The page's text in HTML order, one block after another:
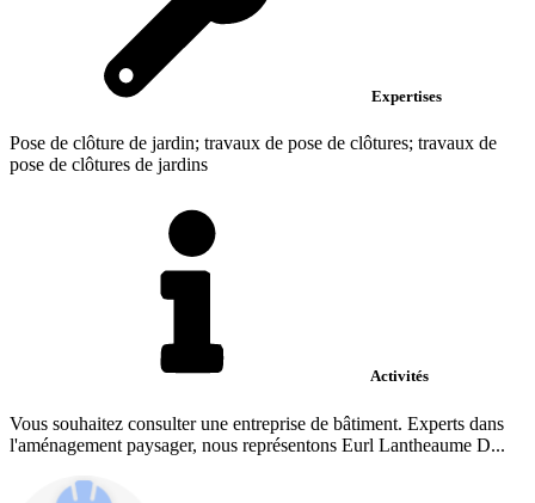
Expertises
Pose de clôture de jardin; travaux de pose de clôtures; travaux de
pose de clôtures de jardins
Activités
Vous souhaitez consulter une entreprise de bâtiment. Experts dans
l'aménagement paysager, nous représentons Eurl Lantheaume D...